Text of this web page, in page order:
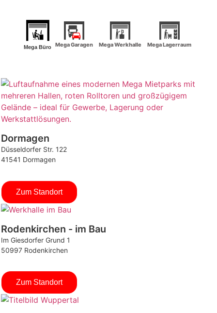
Mega Büro Mega Garagen Mega Werkhalle Mega Lagerraum
Dormagen
Düsseldorfer Str. 122
41541 Dormagen
Zum Standort
Rodenkirchen - im Bau
Im Giesdorfer Grund 1
50997 Rodenkirchen
Zum Standort